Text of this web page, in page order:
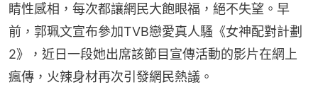
睛性感相，每次都讓網民大飽眼福，絕不失望。早
前，郭珮文宣布參加TVB戀愛真人騷《女神配對計劃
2》，近日一段她出席該節目宣傳活動的影片在網上
瘋傳，火辣身材再次引發網民熱議。